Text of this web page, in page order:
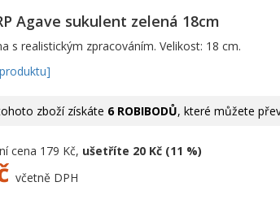
Agave sukulent zelená 18cm
s realistickým zpracováním. Velikost: 18 cm.
zboží získáte 6 ROBIBODŮ, které můžete
cena 179 Kč, ušetříte 20 Kč (11 %)
včetně DPH